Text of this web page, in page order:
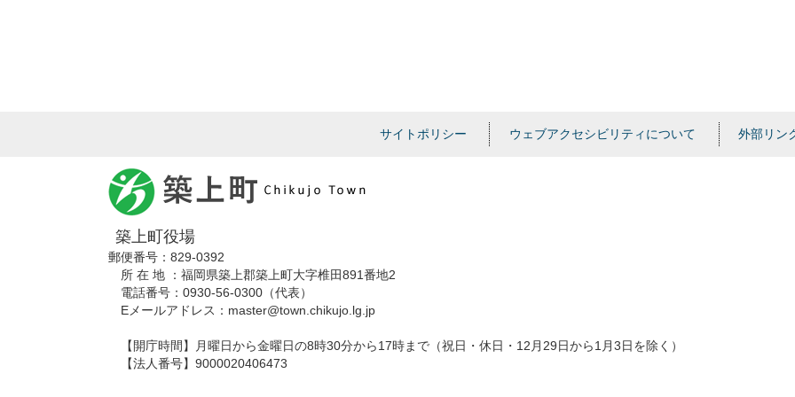
サイトポリシー ウェブアクセシビリティについて 外部リン
築上町役場
郵便番号：829-0392
所 在 地 ：福岡県築上郡築上町大字椎田891番地2
電話番号：0930-56-0300（代表）
Eメールアドレス：master@town.chikujo.lg.jp
【開庁時間】月曜日から金曜日の8時30分から17時まで（祝日・休日・12月29日から1月3日を除く）
【法人番号】9000020406473